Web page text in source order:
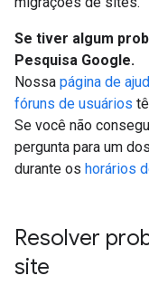
Se tiver algum
Pesquisa Google.
Nossa página de
fóruns de usuários
Se você não
pergunta para um
durante os horários
Resolver
site